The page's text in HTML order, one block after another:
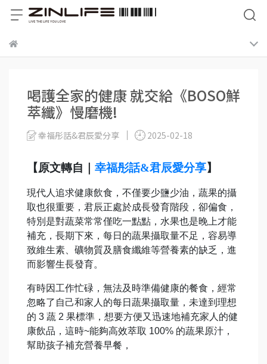
喝護全家的健康 就交給《BOSO鮮
萃纖》慢磨機!
幸福彤話&君辰愛分享 2025-02-18
【原文轉自｜ 幸福彤話&君辰愛分享】
現代人追求健康飲食，不僅要少鹽少油，蔬果的攝
取也很重要，君辰正處於成長發育階段，卻偏食，
特別是對蔬菜常常僅吃一點點，水果也是晚上才能
補充，長期下來，每日的蔬果攝取量不足，容易導
致維生素、礦物質及膳食纖維等營養素的缺乏，進
而影響生長發育。
有時因工作忙碌，無法及時準備健康的餐食，經常
忽略了自己和家人的每日蔬果攝取量，未達到理想
的 3 蔬 2 果標準，想要方便又迅速地補充家人的健
康飲品，這時~能夠高效萃取 100% 的蔬果原汁，
幫助孩子補充營養早餐，